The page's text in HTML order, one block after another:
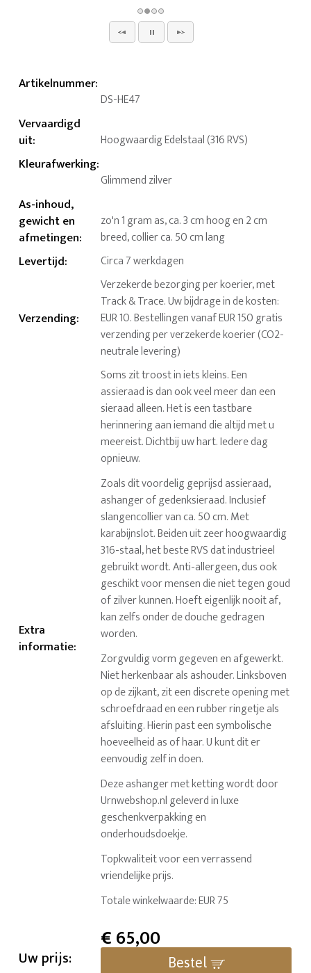
Artikelnummer:
DS-HE47
Vervaardigd
uit: Hoogwaardig Edelstaal (316 RVS)
Kleurafwerking:
Glimmend zilver
As-inhoud,
gewicht en
afmetingen:
zo'n 1 gram as, ca. 3 cm hoog en 2 cm
breed, collier ca. 50 cm lang
Levertijd: Circa 7 werkdagen
Verzending:
Verzekerde bezorging per koerier, met
Track & Trace. Uw bijdrage in de kosten:
EUR 10. Bestellingen vanaf EUR 150 gratis
verzending per verzekerde koerier (CO2-
neutrale levering)
Extra
informatie:
Soms zit troost in iets kleins. Een
assieraad is dan ook veel meer dan een
sieraad alleen. Het is een tastbare
herinnering aan iemand die altijd met u
meereist. Dichtbij uw hart. Iedere dag
opnieuw.
Zoals dit voordelig geprijsd assieraad,
ashanger of gedenksieraad. Inclusief
slangencollier van ca. 50 cm. Met
karabijnslot. Beiden uit zeer hoogwaardig
316-staal, het beste RVS dat industrieel
gebruikt wordt. Anti-allergeen, dus ook
geschikt voor mensen die niet tegen goud
of zilver kunnen. Hoeft eigenlijk nooit af,
kan zelfs onder de douche gedragen
worden.
Zorgvuldig vorm gegeven en afgewerkt.
Niet herkenbaar als ashouder. Linksboven
op de zijkant, zit een discrete opening met
schroefdraad en een rubber ringetje als
afsluiting. Hierin past een symbolische
hoeveelheid as of haar. U kunt dit er
eenvoudig zelf in doen.
Deze ashanger met ketting wordt door
Urnwebshop.nl geleverd in luxe
geschenkverpakking en
onderhoudsdoekje.
Topkwaliteit voor een verrassend
vriendelijke prijs.
Totale winkelwaarde: EUR 75
Uw prijs:
€65,00
Bestel